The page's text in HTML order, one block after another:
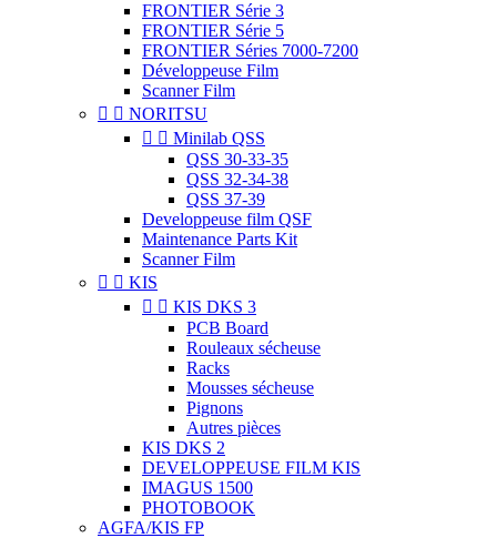
FRONTIER Série 3
FRONTIER Série 5
FRONTIER Séries 7000-7200
Développeuse Film
Scanner Film
  NORITSU
  Minilab QSS
QSS 30-33-35
QSS 32-34-38
QSS 37-39
Developpeuse film QSF
Maintenance Parts Kit
Scanner Film
  KIS
  KIS DKS 3
PCB Board
Rouleaux sécheuse
Racks
Mousses sécheuse
Pignons
Autres pièces
KIS DKS 2
DEVELOPPEUSE FILM KIS
IMAGUS 1500
PHOTOBOOK
AGFA/KIS FP